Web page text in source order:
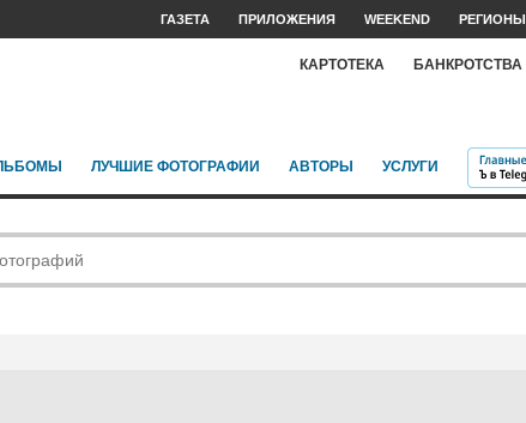
ГАЗЕТА ПРИЛОЖЕНИЯ WEEKEND РЕГИОНЫ
КАРТОТЕКА БАНКРОТСТВА
ЛУЧШИЕ ФОТОГРАФИИ АВТОРЫ УСЛУГИ